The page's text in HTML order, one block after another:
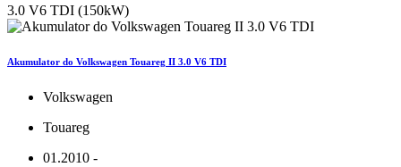
3.0 V6 TDI (150kW)
Akumulator do Volkswagen Touareg II 3.0 V6 TDI
Volkswagen
Touareg
01.2010 -